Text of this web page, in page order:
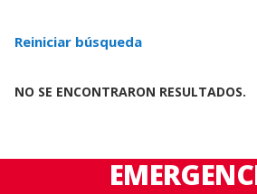
Reiniciar búsqueda
NO SE ENCONTRARON RESULTADOS.